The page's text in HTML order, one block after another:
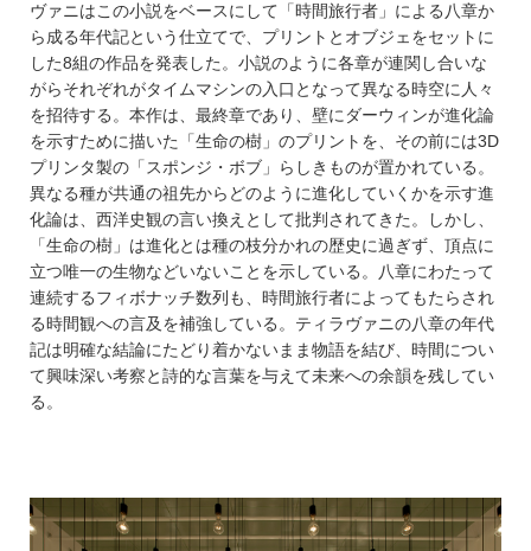
ヴァニはこの小説をベースにして「時間旅行者」による八章か
ら成る年代記という仕立てで、プリントとオブジェをセットに
した8組の作品を発表した。小説のように各章が連関し合いな
がらそれぞれがタイムマシンの入口となって異なる時空に人々
を招待する。本作は、最終章であり、壁にダーウィンが進化論
を示すために描いた「生命の樹」のプリントを、その前には3D
プリンタ製の「スポンジ・ボブ」らしきものが置かれている。
異なる種が共通の祖先からどのように進化していくかを示す進
化論は、西洋史観の言い換えとして批判されてきた。しかし、
「生命の樹」は進化とは種の枝分かれの歴史に過ぎず、頂点に
立つ唯一の生物などいないことを示している。八章にわたって
連続するフィボナッチ数列も、時間旅行者によってもたらされ
る時間観への言及を補強している。ティラヴァニの八章の年代
記は明確な結論にたどり着かないまま物語を結び、時間につい
て興味深い考察と詩的な言葉を与えて未来への余韻を残してい
る。